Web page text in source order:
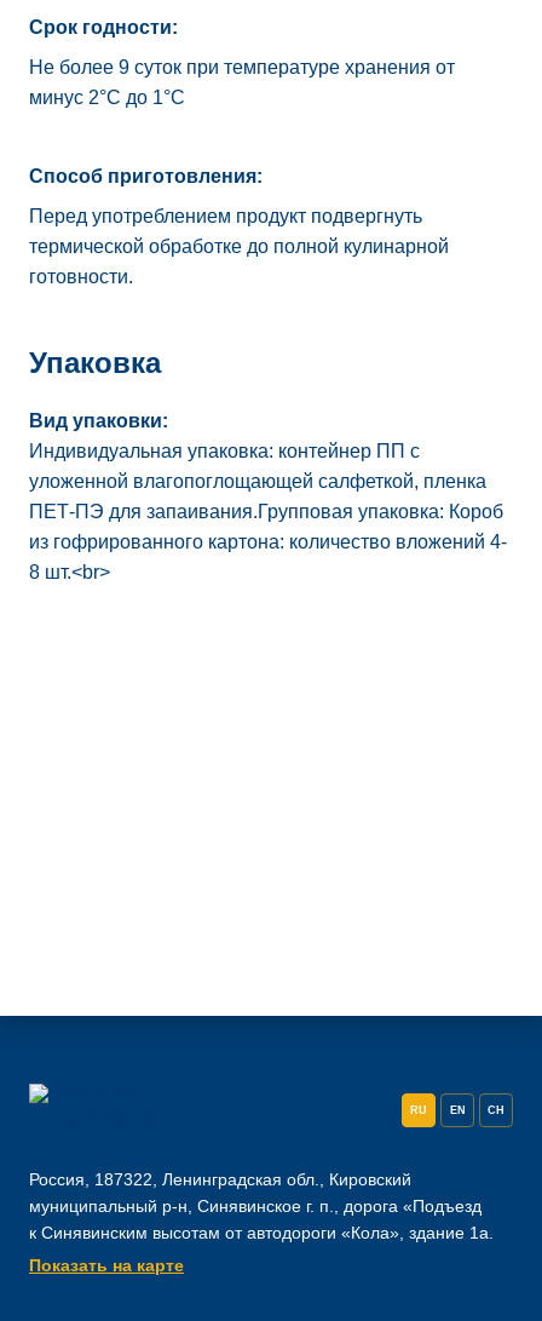
Срок годности:
Не более 9 суток при температуре хранения от
минус 2°C до 1°C
Способ приготовления:
Перед употреблением продукт подвергнуть
термической обработке до полной кулинарной
готовности.
Упаковка
Вид упаковки:
Индивидуальная упаковка: контейнер ПП с
уложенной влагопоглощающей салфеткой, пленка
ПЕТ-ПЭ для запаивания.Групповая упаковка: Короб
из гофрированного картона: количество вложений 4-
8 шт.<br>
RU EN CH
Россия, 187322, Ленинградская обл., Кировский
муниципальный р-н, Синявинское г. п., дорога «Подъезд
к Синявинским высотам от автодороги «Кола», здание 1а.
Показать на карте